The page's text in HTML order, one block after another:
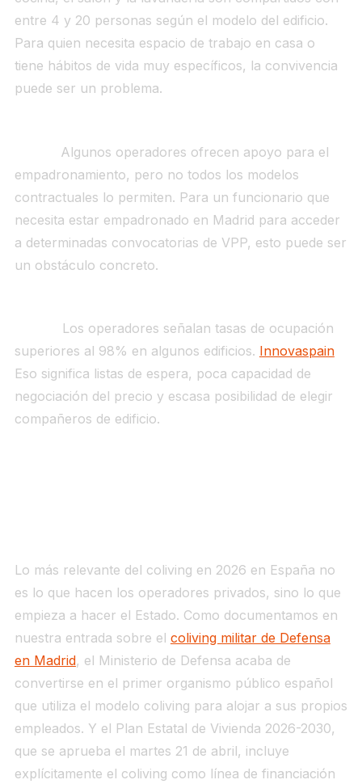
entre 4 y 20 personas según el modelo del edificio.
Para quien necesita espacio de trabajo en casa o
tiene hábitos de vida muy específicos, la convivencia
puede ser un problema.
Algunos operadores ofrecen apoyo para el
empadronamiento, pero no todos los modelos
contractuales lo permiten. Para un funcionario que
necesita estar empadronado en Madrid para acceder
a determinadas convocatorias de VPP, esto puede ser
un obstáculo concreto.
Los operadores señalan tasas de ocupación
superiores al 98% en algunos edificios. Innovaspain
Eso significa listas de espera, poca capacidad de
negociación del precio y escasa posibilidad de elegir
compañeros de edificio.
Lo más relevante del coliving en 2026 en España no
es lo que hacen los operadores privados, sino lo que
empieza a hacer el Estado. Como documentamos en
nuestra entrada sobre el coliving militar de Defensa
en Madrid, el Ministerio de Defensa acaba de
convertirse en el primer organismo público español
que utiliza el modelo coliving para alojar a sus propios
empleados. Y el Plan Estatal de Vivienda 2026-2030,
que se aprueba el martes 21 de abril, incluye
explícitamente el coliving como línea de financiación